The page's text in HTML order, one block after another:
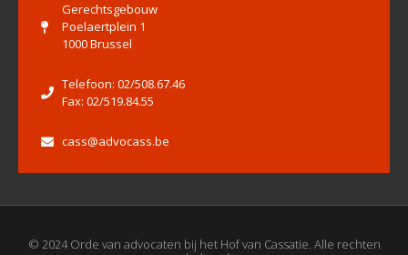
Gerechtsgebouw
Poelaertplein 1
1000 Brussel
Telefoon: 02/508.67.46
Fax: 02/519.84.55
cass@advocass.be
© 2024 Orde van advocaten bij het Hof van Cassatie. Alle rechten